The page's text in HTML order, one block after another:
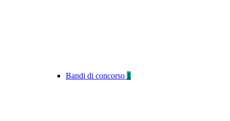
Bandi di concorso 1